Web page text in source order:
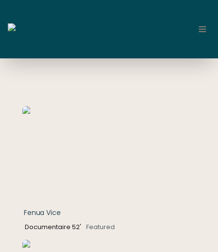
Fenua Vice
Fenua Vice
Documentaire 52' Featured
Les Invisibles